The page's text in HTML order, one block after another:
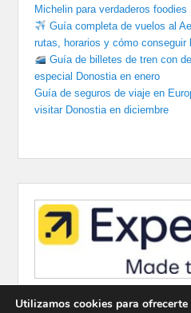
Michelin para verdaderos foodies
Guía completa de vuelos al
rutas, horarios y cómo conseguir
Guía de billetes de tren con
especial Donostia en enero
Guía de seguros de viaje en
visitar Donostia en diciembre
Utilizamos cookies para